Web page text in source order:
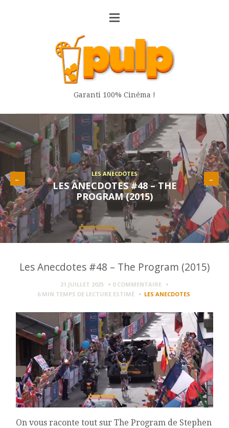
Garanti 100% Cinéma !
LES ANECDOTES
LES ANECDOTES #48 – THE
PROGRAM (2015)
← →
Les Anecdotes #48 – The Program (2015)
21 JUILLET 2025
0 COMMENTAIRE
6 MIN TEMPS DE LECTURE ESTIMÉ LES ANECDOTES
On vous raconte tout sur The Program de Stephen